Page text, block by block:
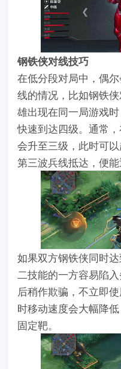
钢铁侠对线技巧
在低分段对局中，偶
线的情况，比如钢铁
雄出现在同一局游戏
快速到达四级。通常
会升至三级，此时可
第三波兵线抵达，便能
如果双方钢铁侠同时
二技能的一方容易陷
后稍作欺骗，不立即
时移动速度会大幅降
固定靶。